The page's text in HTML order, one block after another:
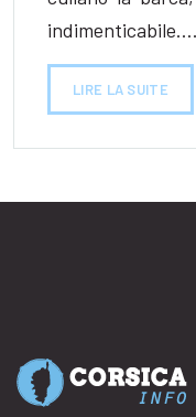
indimenticabile….
LIRE LA SUITE